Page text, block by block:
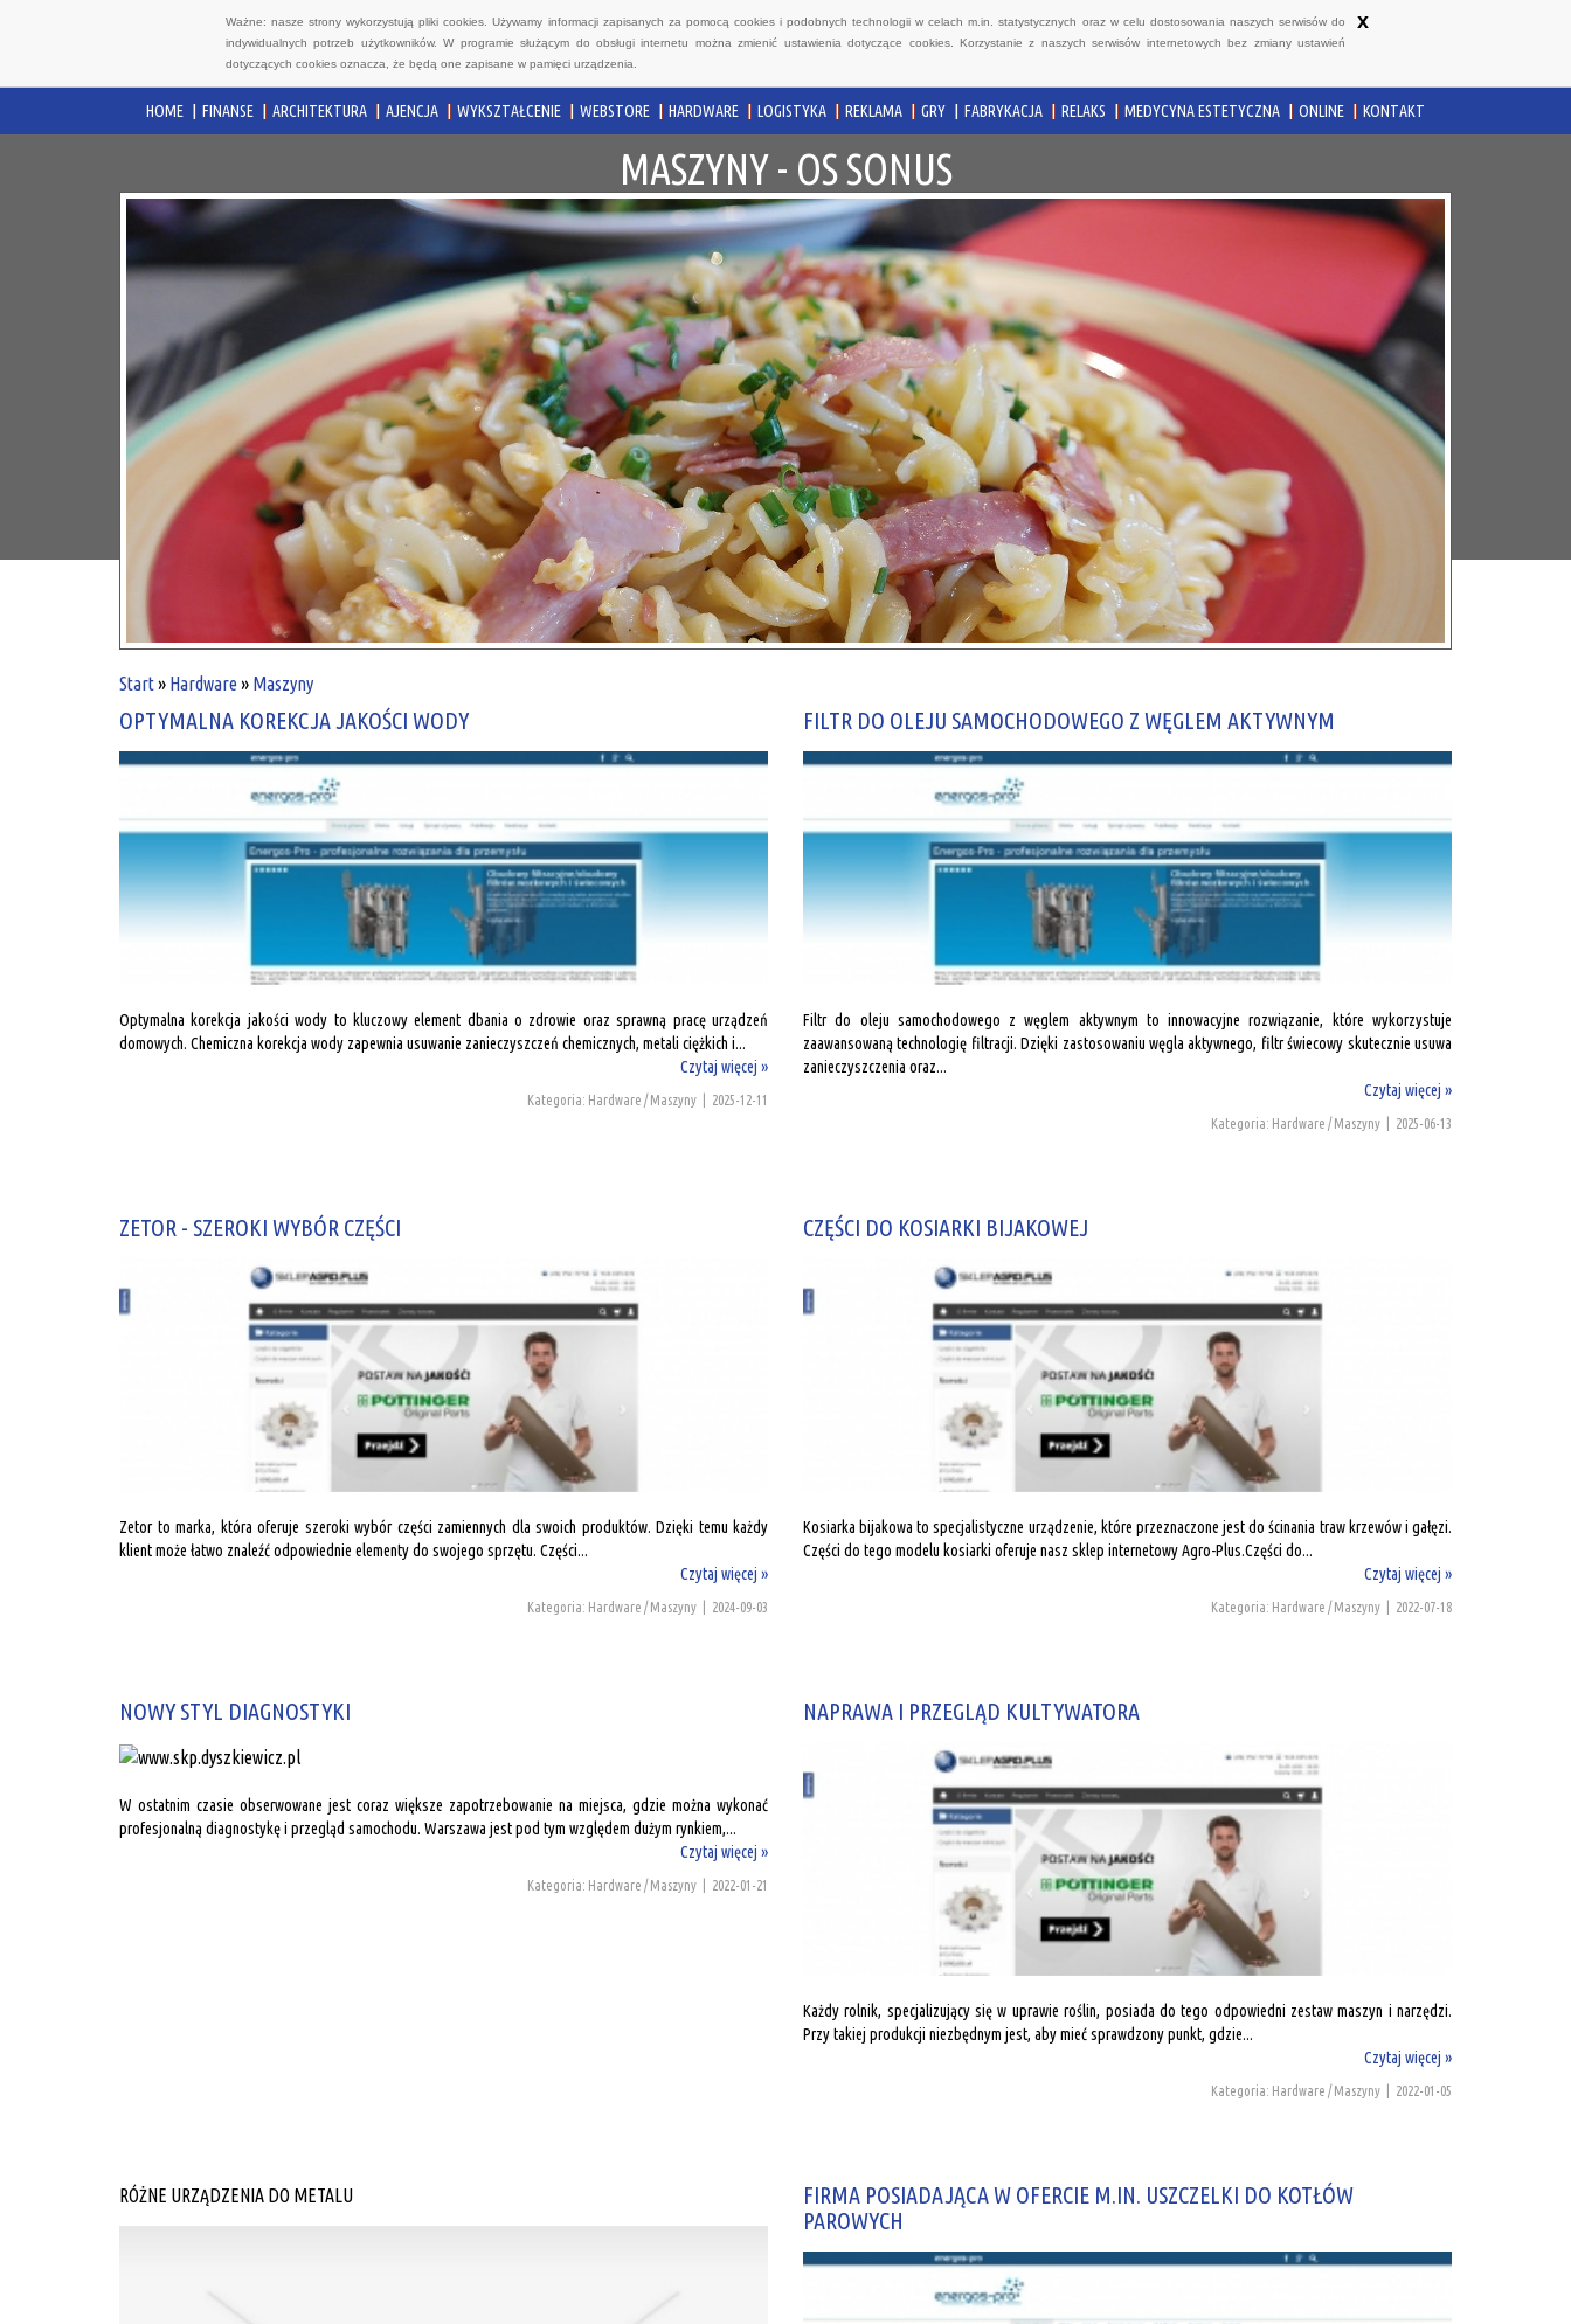
Ważne: nasze strony wykorzystują pliki cookies. Używamy informacji zapisanych za pomocą cookies i podobnych technologii w celach m.in. statystycznych oraz w celu dostosowania naszych serwisów do
indywidualnych potrzeb użytkowników. W programie służącym do obsługi internetu można zmienić ustawienia dotyczące cookies. Korzystanie z naszych serwisów internetowych bez zmiany ustawień
dotyczących cookies oznacza, że będą one zapisane w pamięci urządzenia.
x
HOME FINANSE ARCHITEKTURA AJENCJA WYKSZTAŁCENIE WEBSTORE HARDWARE LOGISTYKA REKLAMA GRY FABRYKACJA RELAKS MEDYCYNA ESTETYCZNA ONLINE KONTAKT
MASZYNY - OS SONUS
Start» Hardware» Maszyny
OPTYMALNA KOREKCJA JAKOŚCI WODY
Optymalna korekcja jakości wody to kluczowy element dbania o zdrowie oraz sprawną pracę urządzeń
domowych. Chemiczna korekcja wody zapewnia usuwanie zanieczyszczeń chemicznych, metali ciężkich i...
Czytaj więcej »
Kategoria: Hardware / Maszyny 2025-12-11
FILTR DO OLEJU SAMOCHODOWEGO Z WĘGLEM AKTYWNYM
Filtr do oleju samochodowego z węglem aktywnym to innowacyjne rozwiązanie, które wykorzystuje
zaawansowaną technologię filtracji. Dzięki zastosowaniu węgla aktywnego, filtr świecowy skutecznie usuwa
zanieczyszczenia oraz...
Czytaj więcej »
Kategoria: Hardware / Maszyny 2025-06-13
ZETOR - SZEROKI WYBÓR CZĘŚCI
Zetor to marka, która oferuje szeroki wybór części zamiennych dla swoich produktów. Dzięki temu każdy
klient może łatwo znaleźć odpowiednie elementy do swojego sprzętu. Części...
Czytaj więcej »
Kategoria: Hardware / Maszyny 2024-09-03
CZĘŚCI DO KOSIARKI BIJAKOWEJ
Kosiarka bijakowa to specjalistyczne urządzenie, które przeznaczone jest do ścinania traw krzewów i gałęzi.
Części do tego modelu kosiarki oferuje nasz sklep internetowy Agro-Plus.Części do...
Czytaj więcej »
Kategoria: Hardware / Maszyny 2022-07-18
NOWY STYL DIAGNOSTYKI
W ostatnim czasie obserwowane jest coraz większe zapotrzebowanie na miejsca, gdzie można wykonać
profesjonalną diagnostykę i przegląd samochodu. Warszawa jest pod tym względem dużym rynkiem,...
Czytaj więcej »
Kategoria: Hardware / Maszyny 2022-01-21
NAPRAWA I PRZEGLĄD KULTYWATORA
Każdy rolnik, specjalizujący się w uprawie roślin, posiada do tego odpowiedni zestaw maszyn i narzędzi.
Przy takiej produkcji niezbędnym jest, aby mieć sprawdzony punkt, gdzie...
Czytaj więcej »
Kategoria: Hardware / Maszyny 2022-01-05
RÓŻNE URZĄDZENIA DO METALU
FIRMA POSIADAJĄCA W OFERCIE M.IN. USZCZELKI DO KOTŁÓW
PAROWYCH